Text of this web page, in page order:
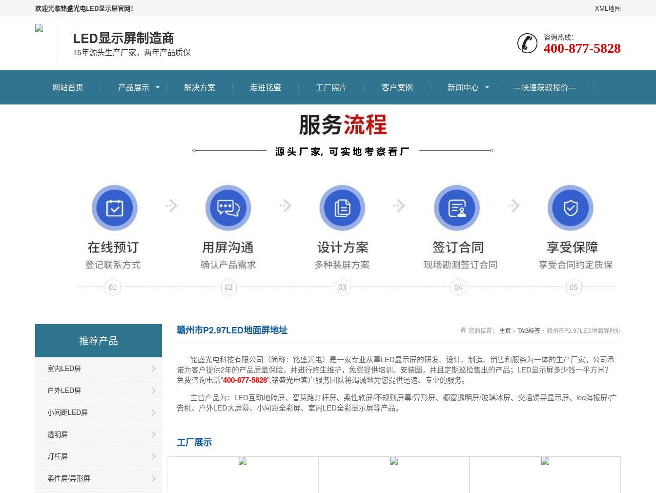
XML地图
欢迎光临铭盛光电LED显示屏官网！
LED显示屏制造商
15年源头生产厂家，两年产品质保
咨询热线：
400-877-5828
网站首页 产品展示 解决方案 走进铭盛 工厂照片 客户案例 新闻中心 —快速获取报价—
推荐产品
室内LED屏
户外LED屏
小间距LED屏
透明屏
灯杆屏
柔性屏/异形屏
您的位置： 主页 > TAG标签 > 赣州市P2.97LED地面屏地址
赣州市P2.97LED地面屏地址
铭盛光电科技有限公司（简称：铭盛光电）是一家专业从事LED显示屏的研发、设计、制造、销售和服务为一体的生产厂家。公司承
诺为客户提供2年的产品质量保险，并进行终生维护，免费提供培训、安装图，并且定期巡检售出的产品；LED显示屏多少钱一平方米？
免费咨询电话"400-877-5828",铭盛光电客户服务团队将竭诚地为您提供迅速、专业的服务。
主营产品为：LED互动地砖屏、智慧路灯杆屏、柔性软屏/不规则屏幕/异形屏、橱窗透明屏/玻璃冰屏、交通诱导显示屏、led海报屏/广
告机、户外LED大屏幕、小间距全彩屏、室内LED全彩显示屏等产品。
工厂展示